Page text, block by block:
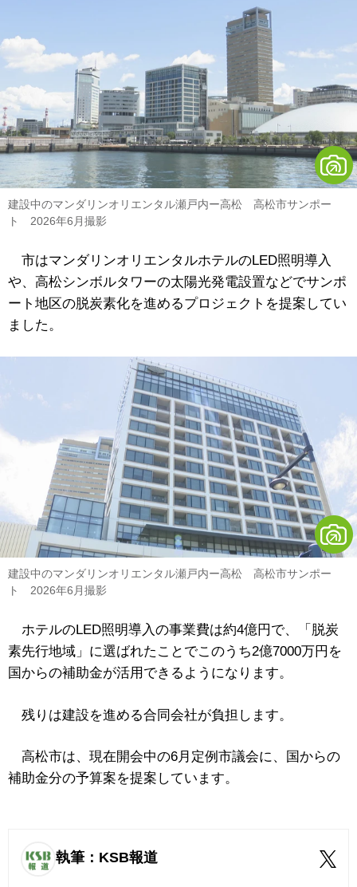
建設中のマンダリンオリエンタル瀬戸内ー高松 高松市サンポー
ト 2026年6月撮影
市はマンダリンオリエンタルホテルのLED照明導入
や、高松シンボルタワーの太陽光発電設置などでサンポ
ート地区の脱炭素化を進めるプロジェクトを提案してい
ました。
建設中のマンダリンオリエンタル瀬戸内ー高松 高松市サンポー
ト 2026年6月撮影
ホテルのLED照明導入の事業費は約4億円で、「脱炭
素先行地域」に選ばれたことでこのうち2億7000万円を
国からの補助金が活用できるようになります。
残りは建設を進める合同会社が負担します。
高松市は、現在開会中の6月定例市議会に、国からの
補助金分の予算案を提案しています。
執筆：KSB報道